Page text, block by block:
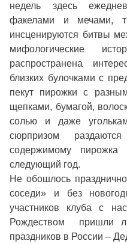
недель здесь
факелами и мечами,
инсценируются битвы
мифологические
распространена
близких булочками с
пекут пирожки с
щепками, бумагой,
солью и даже
сюрпризом
содержимому пирожка
следующий год.
Не обошлось
соседи» и без
участников клуба с
Рождеством пришли
праздников в России –